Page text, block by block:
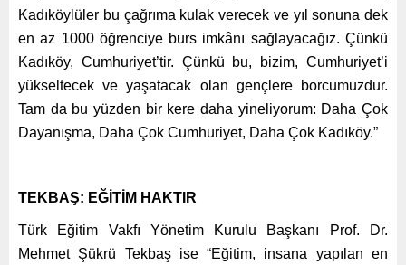
Kadıköylüler bu çağrıma kulak verecek ve yıl sonuna dek
en az 1000 öğrenciye burs imkânı sağlayacağız. Çünkü
Kadıköy, Cumhuriyet’tir. Çünkü bu, bizim, Cumhuriyet’i
yükseltecek ve yaşatacak olan gençlere borcumuzdur.
Tam da bu yüzden bir kere daha yineliyorum: Daha Çok
Dayanışma, Daha Çok Cumhuriyet, Daha Çok Kadıköy.”
TEKBAŞ: EĞİTİM HAKTIR
Türk Eğitim Vakfı Yönetim Kurulu Başkanı Prof. Dr.
Mehmet Şükrü Tekbaş ise “Eğitim, insana yapılan en